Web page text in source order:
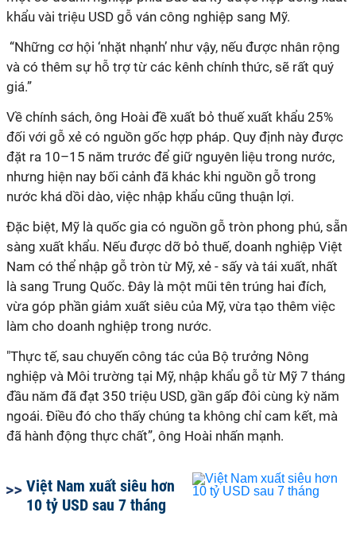
khẩu vài triệu USD gỗ ván công nghiệp sang Mỹ.
“Những cơ hội ‘nhặt nhạnh’ như vậy, nếu được nhân rộng
và có thêm sự hỗ trợ từ các kênh chính thức, sẽ rất quý
giá.”
Về chính sách, ông Hoài đề xuất bỏ thuế xuất khẩu 25%
đối với gỗ xẻ có nguồn gốc hợp pháp. Quy định này được
đặt ra 10–15 năm trước để giữ nguyên liệu trong nước,
nhưng hiện nay bối cảnh đã khác khi nguồn gỗ trong
nước khá dồi dào, việc nhập khẩu cũng thuận lợi.
Đặc biệt, Mỹ là quốc gia có nguồn gỗ tròn phong phú, sẵn
sàng xuất khẩu. Nếu được dỡ bỏ thuế, doanh nghiệp Việt
Nam có thể nhập gỗ tròn từ Mỹ, xẻ - sấy và tái xuất, nhất
là sang Trung Quốc. Đây là một mũi tên trúng hai đích,
vừa góp phần giảm xuất siêu của Mỹ, vừa tạo thêm việc
làm cho doanh nghiệp trong nước.
"Thực tế, sau chuyến công tác của Bộ trưởng Nông
nghiệp và Môi trường tại Mỹ, nhập khẩu gỗ từ Mỹ 7 tháng
đầu năm đã đạt 350 triệu USD, gần gấp đôi cùng kỳ năm
ngoái. Điều đó cho thấy chúng ta không chỉ cam kết, mà
đã hành động thực chất”, ông Hoài nhấn mạnh.
Việt Nam xuất siêu hơn
10 tỷ USD sau 7 tháng